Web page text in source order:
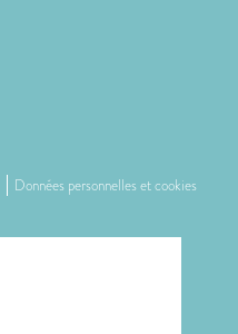
Données personnelles et cookies